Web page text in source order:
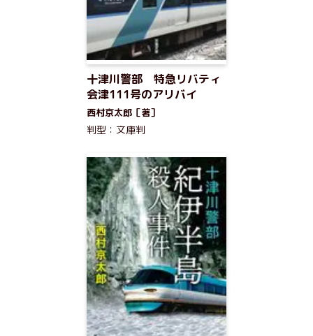
十津川警部 特急リバティ
会津111号のアリバイ
西村京太郎［著］
判型：文庫判